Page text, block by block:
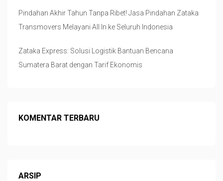
Pindahan Akhir Tahun Tanpa Ribet! Jasa Pindahan Zataka
Transmovers Melayani All In ke Seluruh Indonesia
Zataka Express: Solusi Logistik Bantuan Bencana
Sumatera Barat dengan Tarif Ekonomis
KOMENTAR TERBARU
ARSIP